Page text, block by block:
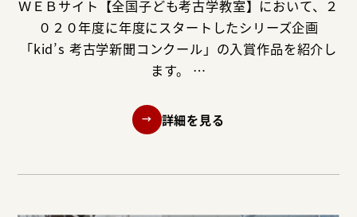
ＷＥＢサイト【全国子ども考古学教室】において、２
０２０年度に年度にスタートしたシリーズ企画
「kid’s 考古学新聞コンクール」の入賞作品を紹介し
ます。 …
詳細を見る